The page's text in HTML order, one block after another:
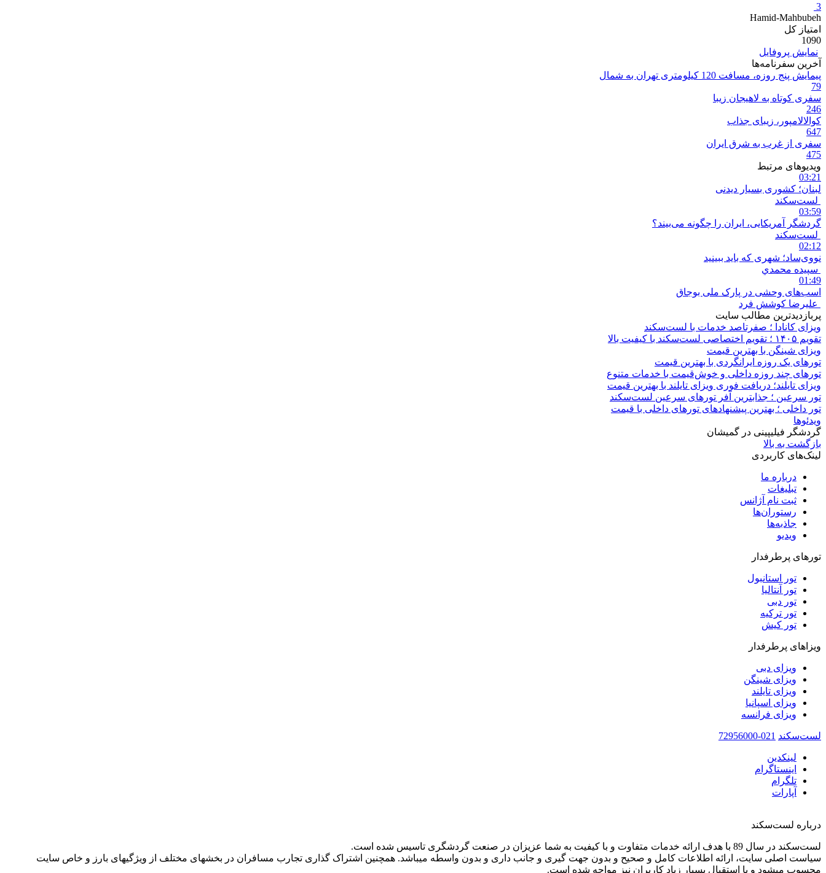
3
Hamid-Mahbubeh
امتیاز کل
1090
نمایش پروفایل
آخرین سفرنامه‌ها
پیمایش پنج روزه، مسافت 120 کیلومتری تهران به شمال
79
سفری کوتاه به لاهیجان زیبا
246
کوالالامپور، زیبای جذاب
647
سفری از غرب به شرق ایران
475
ویدیوهای مرتبط
03:21
لبنان؛ کشوری بسیار دیدنی
لست‌سکند
03:59
گردشگر آمریکایی، ایران را چگونه می‌بیند؟
لست‌سکند
02:12
نووی‌ساد؛ شهری که باید ببینید
سپيده محمدي
01:49
اسب‌های وحشی در پارک ملی بوجاق
علیرضا کوشش فرد
پربازدیدترین مطالب سایت
ویزای کانادا ؛ صفرتاصد خدمات با لست‌سکند
تقویم ۱۴۰۵ ؛ تقویم اختصاصی لست‌سکند با کیفیت بالا
ویزای شینگن با بهترین قیمت
تورهای یک روزه ایرانگردی با بهترین قیمت
تورهای چند روزه داخلی و خوش‌قیمت با خدمات متنوع
ویزای تایلند؛ دریافت فوری ویزای تایلند با بهترین قیمت
تور سرعین ؛ جذابترین آفر تورهای سرعین لست‌سکند
تور داخلی ؛ بهترین پیشنهادهای تورهای داخلی با قیمت
ویدئوها
گردشگر فیلیپینی در گمیشان
بازگشت به بالا
لینک‌های کاربردی
درباره ما
تبلیغات
ثبت نام آژانس
رستوران‌ها
جاذبه‌ها
ویدیو‌
تورهای پرطرفدار
تور استانبول
تور آنتالیا
تور دبی
تور ترکیه
تور کیش
ویزاهای پرطرفدار
ویزای دبی
ویزای شینگن
ویزای تایلند
ویزای اسپانیا
ویزای فرانسه
لست‌سکند 021-72956000
لینکدین
اینستاگرام
تلگرام
آپارات
درباره لست‌سکند
لست‌سکند در سال 89 با هدف ارائه خدمات متفاوت و با کیفیت به شما عزیزان در صنعت گردشگری تاسیس شده است.
سیاست اصلی سایت، ارائه اطلاعات کامل و صحیح و بدون جهت گیری و جانب داری و بدون واسطه میباشد. همچنین اشتراک گذاری تجارب مسافران در بخشهای مختلف از ویژگیهای بارز و خاص سایت
محسوب میشود و با استقبال بسیار زیاد کاربران نیز مواجه شده است.